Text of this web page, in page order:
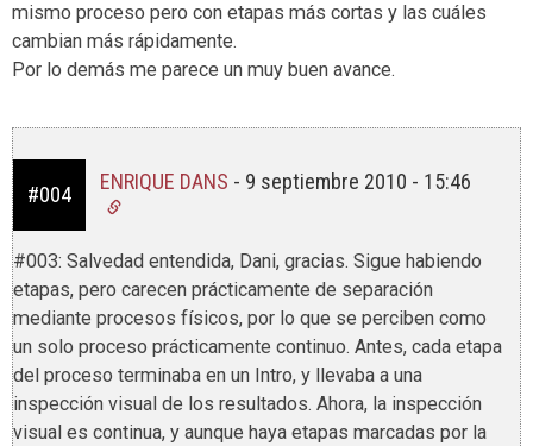
mismo proceso pero con etapas más cortas y las cuáles
cambian más rápidamente.
Por lo demás me parece un muy buen avance.
#004
ENRIQUE DANS - 9 septiembre 2010 - 15:46
#003: Salvedad entendida, Dani, gracias. Sigue habiendo
etapas, pero carecen prácticamente de separación
mediante procesos físicos, por lo que se perciben como
un solo proceso prácticamente continuo. Antes, cada etapa
del proceso terminaba en un Intro, y llevaba a una
inspección visual de los resultados. Ahora, la inspección
visual es continua, y aunque haya etapas marcadas por la